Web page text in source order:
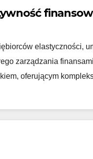
elastyczności,
zarządzania
oferującym